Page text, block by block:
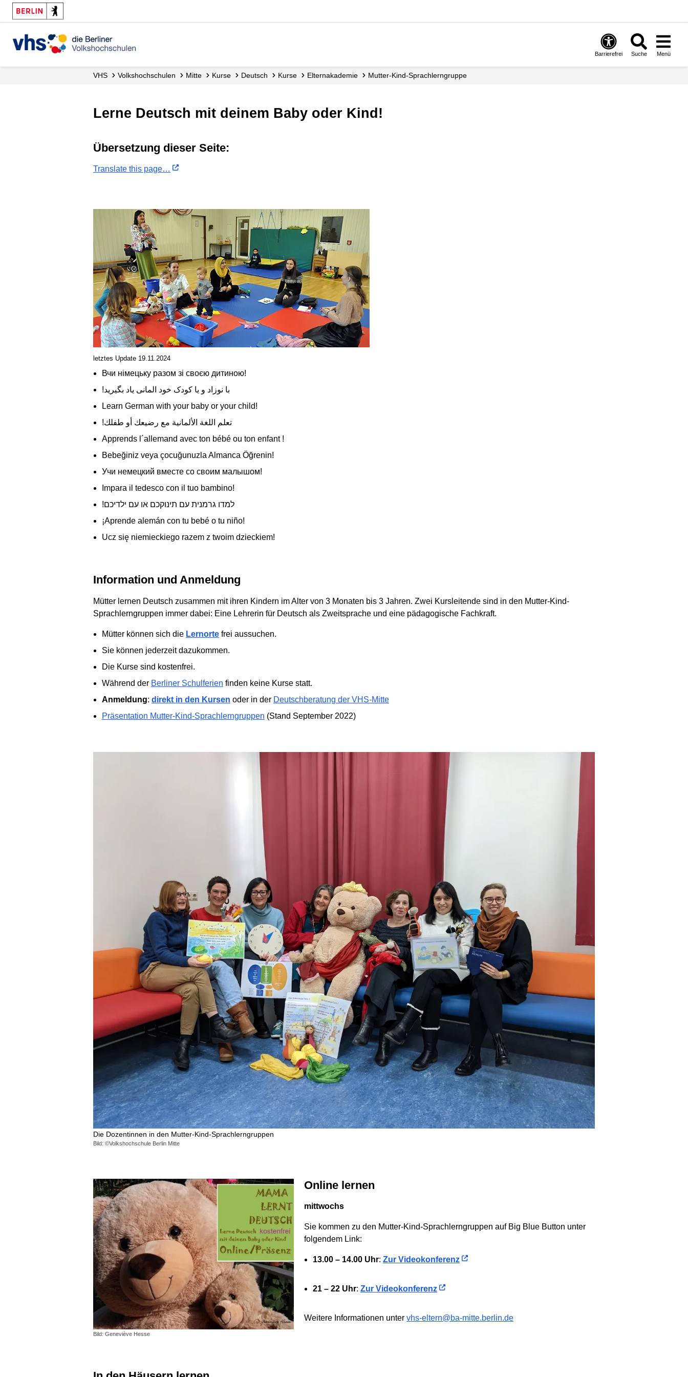
Barrierefrei Suche Menü
VHS Volks­hochschulen Mitte Kurse Deutsch Kurse Elternakademie Mutter-Kind-Sprachlerngruppe
Lerne Deutsch mit deinem Baby oder Kind!
Übersetzung dieser Seite:
Translate this page…
letztes Update 19.11.2024
Вчи німецьку разом зі своєю дитиною!
!با نوزاد و یا کودک خود المانی یاد بگیرید
Learn German with your baby or your child!
!تعلم اللغة الألمانية مع رضيعك أو طفلك
Apprends l´allemand avec ton bébé ou ton enfant !
Bebeğiniz veya çocuğunuzla Almanca Öğrenin!
Учи немецкий вместе со своим малышом!
Impara il tedesco con il tuo bambino!
!למדו גרמנית עם תינוקכם או עם ילדיכם
¡Aprende alemán con tu bebé o tu niño!
Ucz się niemieckiego razem z twoim dzieckiem!
Information und Anmeldung
Mütter lernen Deutsch zusammen mit ihren Kindern im Alter von 3 Monaten bis 3 Jahren. Zwei Kursleitende sind in den Mutter-Kind-
Sprachlerngruppen immer dabei: Eine Lehrerin für Deutsch als Zweitsprache und eine pädagogische Fachkraft.
Mütter können sich die Lernorte frei aussuchen.
Sie können jederzeit dazukommen.
Die Kurse sind kostenfrei.
Während der Berliner Schulferien finden keine Kurse statt.
Anmeldung: direkt in den Kursen oder in der Deutschberatung der VHS-Mitte
Präsentation Mutter-Kind-Sprachlerngruppen (Stand September 2022)
Die Dozentinnen in den Mutter-Kind-Sprachlerngruppen
Bild: ©Volkshochschule Berlin Mitte
Bild: Geneviève Hesse
Online lernen
mittwochs
Sie kommen zu den Mutter-Kind-Sprachlerngruppen auf Big Blue Button unter
folgendem Link:
13.00 – 14.00 Uhr: Zur Videokonferenz
21 – 22 Uhr: Zur Videokonferenz
Weitere Informationen unter vhs-eltern@ba-mitte.berlin.de